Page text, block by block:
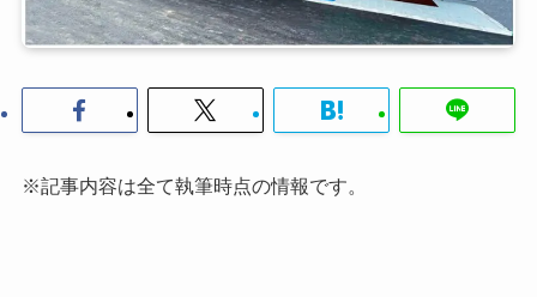
※記事内容は全て執筆時点の情報です。